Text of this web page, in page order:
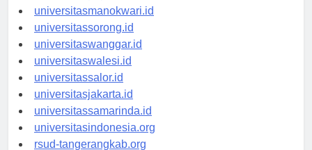
universitaspapua.id
universitasmanokwari.id
universitassorong.id
universitaswanggar.id
universitaswalesi.id
universitassalor.id
universitasjakarta.id
universitassamarinda.id
universitasindonesia.org